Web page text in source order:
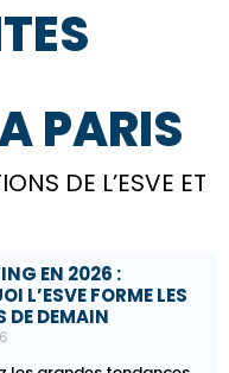
PARIS​
DE L’ESVE ET
EN 2026 :
L’ESVE FORME LES
DE DEMAIN